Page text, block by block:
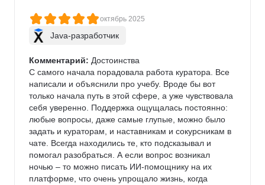
октябрь 2025
Java-разработчик
Комментарий: Достоинства
С самого начала порадовала работа куратора. Все
написали и объяснили про учебу. Вроде бы вот
только начала путь в этой сфере, а уже чувствовала
себя уверенно. Поддержка ощущалась постоянно:
любые вопросы, даже самые глупые, можно было
задать и кураторам, и наставникам и сокурсникам в
чате. Всегда находились те, кто подсказывал и
помогал разобраться. А если вопрос возникал
ночью – то можно писать ИИ-помощнику на их
платформе, что очень упрощало жизнь, когда